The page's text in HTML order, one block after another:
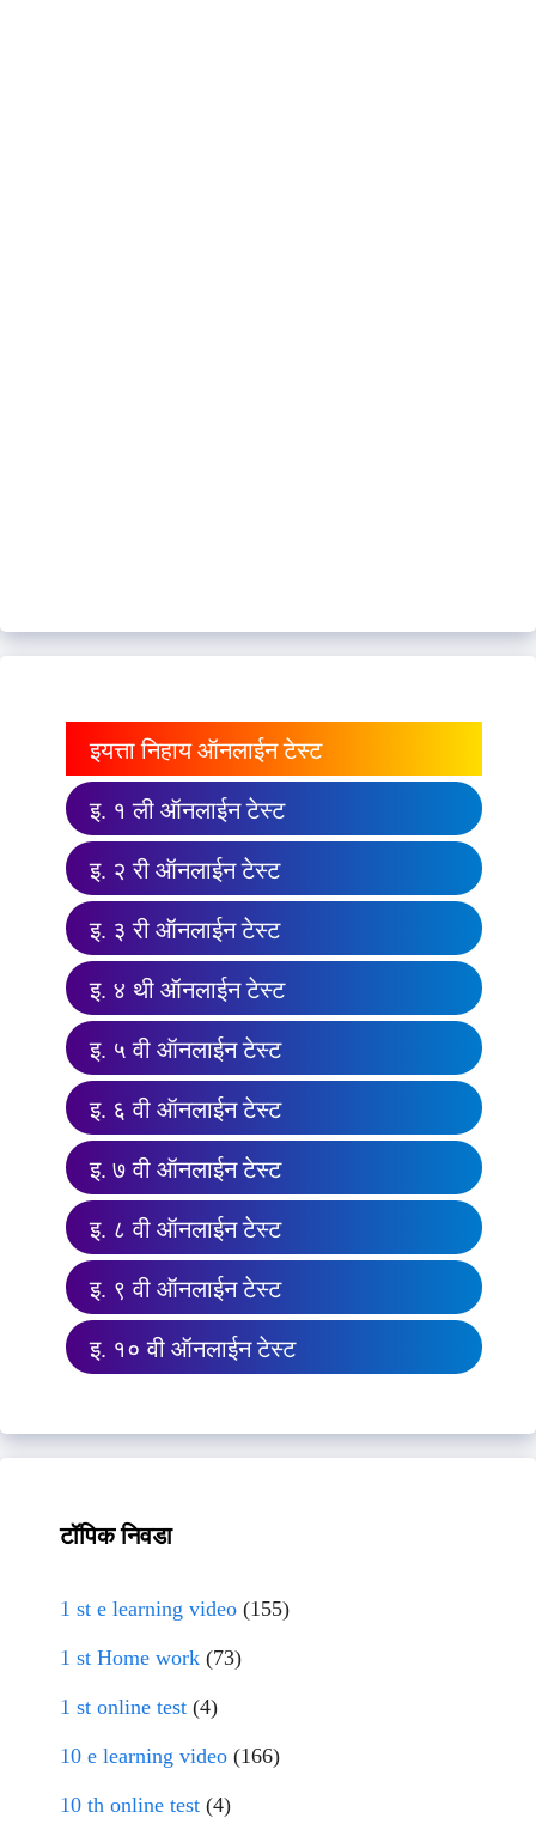
इयत्ता निहाय ऑनलाईन टेस्ट
इ. १ ली ऑनलाईन टेस्ट
इ. २ री ऑनलाईन टेस्ट
इ. ३ री ऑनलाईन टेस्ट
इ. ४ थी ऑनलाईन टेस्ट
इ. ५ वी ऑनलाईन टेस्ट
इ. ६ वी ऑनलाईन टेस्ट
इ. ७ वी ऑनलाईन टेस्ट
इ. ८ वी ऑनलाईन टेस्ट
इ. ९ वी ऑनलाईन टेस्ट
इ. १० वी ऑनलाईन टेस्ट
टॉपिक निवडा
1 st e learning video (155)
1 st Home work (73)
1 st online test (4)
10 e learning video (166)
10 th online test (4)